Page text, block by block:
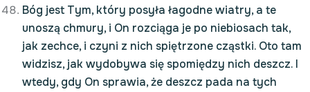
Bóg jest Tym, który posyła łagodne wiatry, a te
unoszą chmury, i On rozciąga je po niebiosach tak,
jak zechce, i czyni z nich spiętrzone cząstki. Oto tam
widzisz, jak wydobywa się spomiędzy nich deszcz. I
wtedy, gdy On sprawia, że deszcz pada na tych